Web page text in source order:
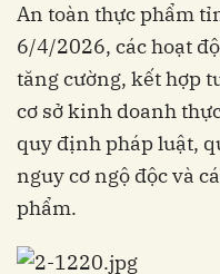
An toàn thực phẩm
6/4/2026, các hoạt
tăng cường, kết hợp
cơ sở kinh doanh
quy định pháp luật,
nguy cơ ngộ độc và
phẩm.